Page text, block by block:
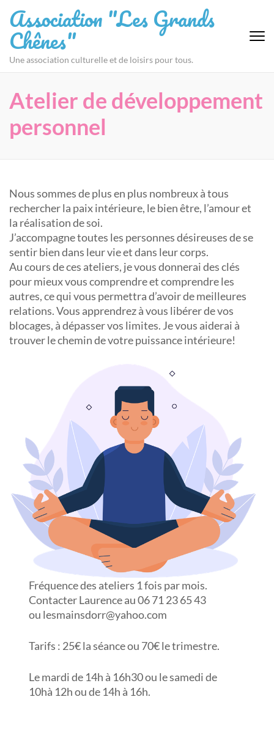
au
contenu
(Pressez
Entrée)
Association "Les Grands
Chênes"
Une association culturelle et de loisirs pour tous.
Atelier de développement
personnel
Nous sommes de plus en plus nombreux à tous
rechercher la paix intérieure, le bien être, l’amour et
la réalisation de soi.
J’accompagne toutes les personnes désireuses de se
sentir bien dans leur vie et dans leur corps.
Au cours de ces ateliers, je vous donnerai des clés
pour mieux vous comprendre et comprendre les
autres, ce qui vous permettra d’avoir de meilleures
relations. Vous apprendrez à vous libérer de vos
blocages, à dépasser vos limites. Je vous aiderai à
trouver le chemin de votre puissance intérieure!
Fréquence des ateliers 1 fois par mois.
Contacter Laurence au 06 71 23 65 43
ou lesmainsdorr@yahoo.com
Tarifs : 25€ la séance ou 70€ le trimestre.
Le mardi de 14h à 16h30 ou le samedi de
10hà 12h ou de 14h à 16h.